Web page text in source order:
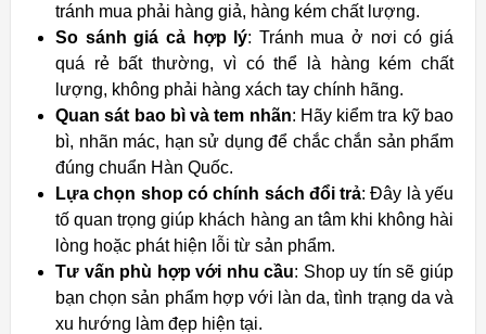
tránh mua phải hàng giả, hàng kém chất lượng.
So sánh giá cả hợp lý: Tránh mua ở nơi có giá
quá rẻ bất thường, vì có thể là hàng kém chất
lượng, không phải hàng xách tay chính hãng.
Quan sát bao bì và tem nhãn: Hãy kiểm tra kỹ bao
bì, nhãn mác, hạn sử dụng để chắc chắn sản phẩm
đúng chuẩn Hàn Quốc.
Lựa chọn shop có chính sách đổi trả: Đây là yếu
tố quan trọng giúp khách hàng an tâm khi không hài
lòng hoặc phát hiện lỗi từ sản phẩm.
Tư vấn phù hợp với nhu cầu: Shop uy tín sẽ giúp
bạn chọn sản phẩm hợp với làn da, tình trạng da và
xu hướng làm đẹp hiện tại.